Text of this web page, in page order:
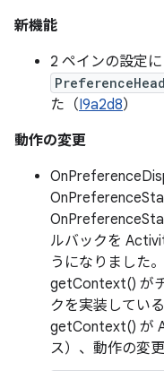
新機能
2 ペインの設定に
た（I9a2d8）
動作の変更
ルバックを
うになりました
getContext() が
クを実装してい
getContext() が
ス）、動作の変